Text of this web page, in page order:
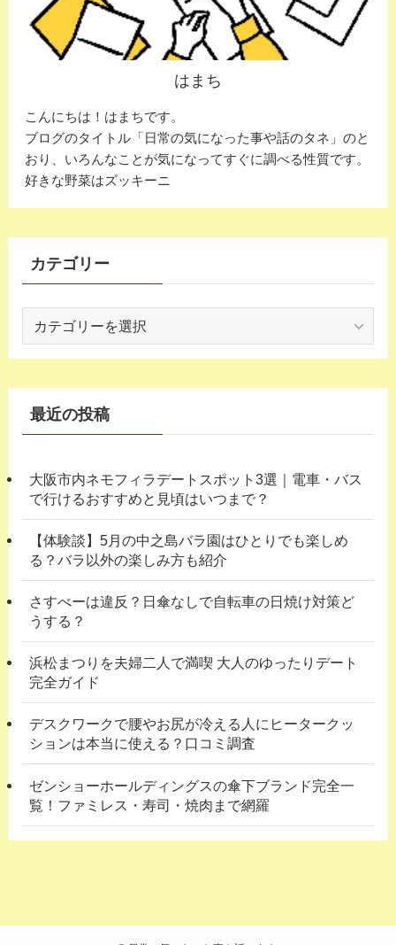
はまち
こんにちは！はまちです。
ブログのタイトル「日常の気になった事や話のタネ」のと
おり、いろんなことが気になってすぐに調べる性質です。
好きな野菜はズッキーニ
カテゴリー
ゴ
ー
最近の投稿
大阪市内ネモフィラデートスポット3選｜電車・バス
で行けるおすすめと見頃はいつまで？
【体験談】5月の中之島バラ園はひとりでも楽しめ
る？バラ以外の楽しみ方も紹介
さすべーは違反？日傘なしで自転車の日焼け対策ど
うする？
浜松まつりを夫婦二人で満喫 大人のゆったりデート
完全ガイド
デスクワークで腰やお尻が冷える人にヒータークッ
ションは本当に使える？口コミ調査
ゼンショーホールディングスの傘下ブランド完全一
覧！ファミレス・寿司・焼肉まで網羅